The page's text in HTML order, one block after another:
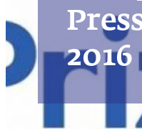
2016